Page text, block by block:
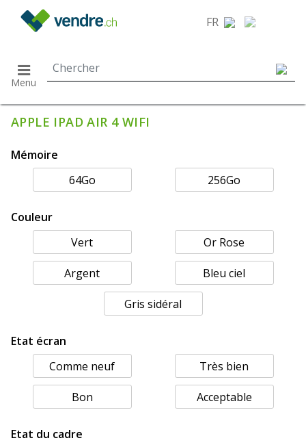
FR
Menu
APPLE IPAD AIR 4 WIFI
Mémoire
64Go
256Go
Couleur
Vert
Or Rose
Argent Bleu ciel
Gris sidéral
Etat écran
Comme neuf
Très bien
Bon Acceptable
Etat du cadre